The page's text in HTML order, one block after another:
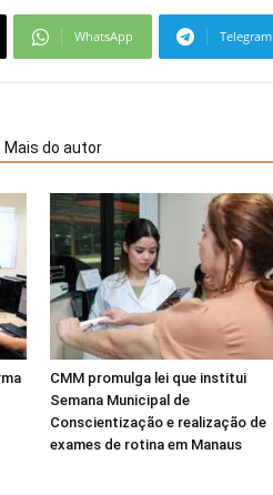
WhatsApp Telegram
Mais do autor
CMM promulga lei que institui
Semana Municipal de
Conscientização e realização de
exames de rotina em Manaus